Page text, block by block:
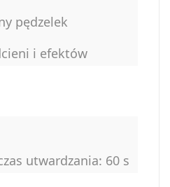
pędzelek
i efektów
utwardzania: 60 s